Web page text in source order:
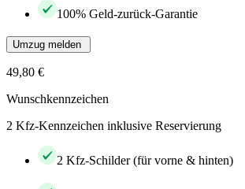
100% Geld-zurück-Garantie
Umzug melden
49,80 €
Wunschkennzeichen
2 Kfz-Kennzeichen inklusive Reservierung
2 Kfz-Schilder (für vorne & hinten)